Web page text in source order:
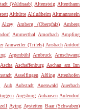
(Waldnaab) Altensteig Altenthann
Althütte Altlußheim Altmannstein
Alzey Amberg (Oberpfalz)
Amberg
Ammerthal Amorbach Ampfing
Annweiler (Trifels) Ansbach Antdorf
Argenbühl Arnbruck
Arnschwang
Ascha Aschaffenburg Aschau am Inn
Asselfingen Aßling Attenhofen
Aub Aubstadt Auenwald
Auerbach
Augsburg Auhausen Aulendorf
Aying Aystetten Baar (Schwaben)